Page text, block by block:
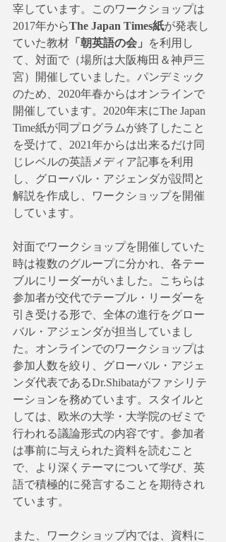
宰しています。このワークショップは
2017年からThe Japan Times紙が発表し
ていた教材 「朝英語の会」
を利用し
て、対面で（場所は大阪梅田＆神戸三
宮）開催していました。パンデミック
のため、2020年春からはオンラインで
開催しています。2020年末にThe Japan
Time紙が同プログラムが終了したこと
を受けて、2021年からは出来るだけ同
じレベルの英語メディア記事を利用
し、グローバル・アジェンダが設問と
解説を作成し、ワークショップを開催
しています。
対面でワークショップを開催していた
時は複数のグループに分かれ、各テー
ブルにリーダーがいました。こちらは
参加者が交代でテーブル・リーダーを
引き受ける形で、全体の進行をグロー
バル・アジェンダが担当していまし
た。オンラインでのワークショップは
参加人数を絞り、グローバル・アジェ
ンダ代表であるDr.Shibataがファシリテ
ーションを務めています。スタイルと
しては、欧米の大学・大学院のゼミで
行われる議論形式の内容です。参加者
は事前に与えられた資料を読むこと
で、より深くテーマについて学び、英
語で積極的に発言することを期待され
ています。
また、ワークショップ内では、資料に